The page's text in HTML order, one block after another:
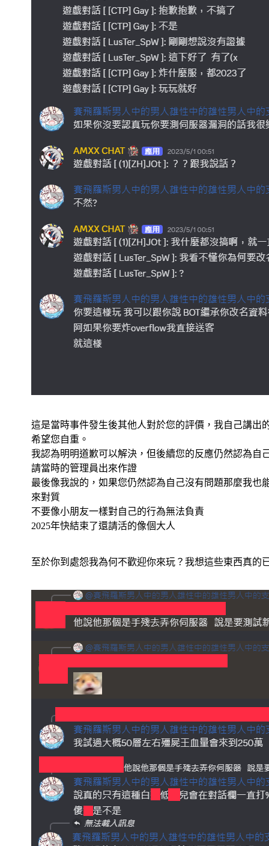
這是當時事件發生後其他人對於您的評價，我自己講出
希望您自重。
我認為明明道歉可以解決，但後續您的反應仍然認為自
請當時的管理員出來作證
最後像我說的，如果您仍然認為自己沒有問題那麼我也
來對質
不要像小朋友一樣對自己的行為無法負責
2025年快結束了還請活的像個大人
至於你到處怨我為何不歡迎你來玩？我想這些東西真的